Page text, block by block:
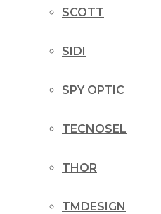
SCOTT
SIDI
SPY OPTIC
TECNOSEL
THOR
TMDESIGN